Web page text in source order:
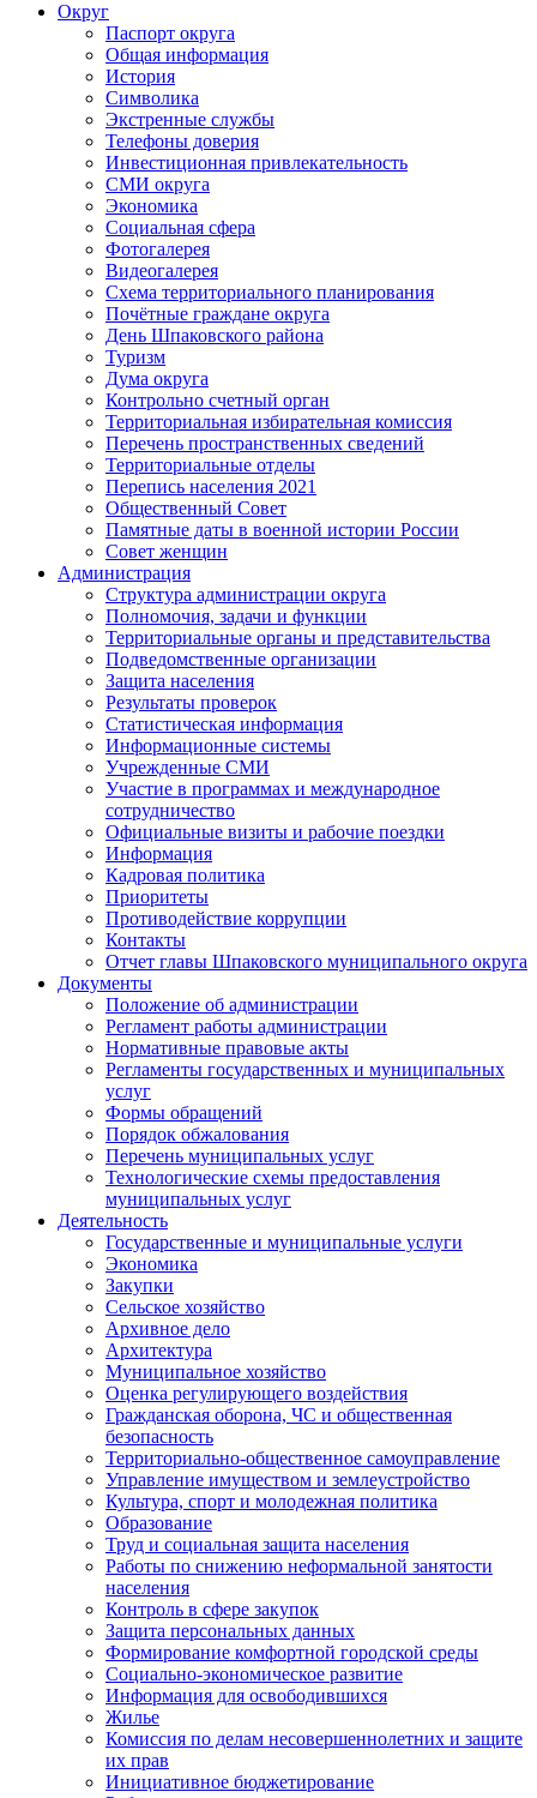
Округ
Паспорт округа
Общая информация
История
Символика
Экстренные службы
Телефоны доверия
Инвестиционная привлекательность
СМИ округа
Экономика
Социальная сфера
Фотогалерея
Видеогалерея
Схема территориального планирования
Почётные граждане округа
День Шпаковского района
Туризм
Дума округа
Контрольно счетный орган
Территориальная избирательная комиссия
Перечень пространственных сведений
Территориальные отделы
Перепись населения 2021
Общественный Совет
Памятные даты в военной истории России
Совет женщин
Администрация
Структура администрации округа
Полномочия, задачи и функции
Территориальные органы и представительства
Подведомственные организации
Защита населения
Результаты проверок
Статистическая информация
Информационные системы
Учрежденные СМИ
Участие в программах и международное
сотрудничество
Официальные визиты и рабочие поездки
Информация
Кадровая политика
Приоритеты
Противодействие коррупции
Контакты
Отчет главы Шпаковского муниципального округа
Документы
Положение об администрации
Регламент работы администрации
Нормативные правовые акты
Регламенты государственных и муниципальных
услуг
Формы обращений
Порядок обжалования
Перечень муниципальных услуг
Технологические схемы предоставления
муниципальных услуг
Деятельность
Государственные и муниципальные услуги
Экономика
Закупки
Сельское хозяйство
Архивное дело
Архитектура
Муниципальное хозяйство
Оценка регулирующего воздействия
Гражданская оборона, ЧС и общественная
безопасность
Территориально-общественное самоуправление
Управление имуществом и землеустройство
Культура, спорт и молодежная политика
Образование
Труд и социальная защита населения
Работы по снижению неформальной занятости
населения
Контроль в сфере закупок
Защита персональных данных
Формирование комфортной городской среды
Социально-экономическое развитие
Информация для освободившихся
Жилье
Комиссия по делам несовершеннолетних и защите
их прав
Инициативное бюджетирование